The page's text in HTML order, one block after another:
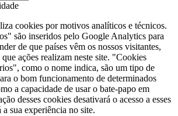
cookies por motivos analíticos e técnicos.
são inseridos pelo Google Analytics para
de que países vêm os nossos visitantes,
ações realizam neste site. "Cookies
como o nome indica, são um tipo de
o bom funcionamento de determinados
a capacidade de usar o bate-papo em
desses cookies desativará o acesso a esses
sua experiência no site.